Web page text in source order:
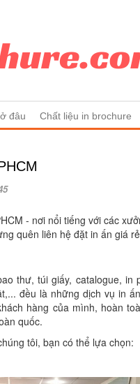
đâu Chất liệu in brochure
- nơi nổi tiếng với các
quên liên hệ đặt in ấn giá
thư, túi giấy, catalogue, in
đều là những dịch vụ in
hàng của mình, hoàn
quốc.
tôi, bạn có thể lựa chọn: